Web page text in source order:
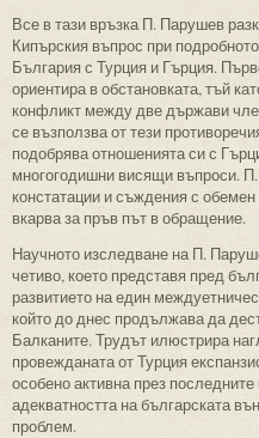
Все в тази връзка П. Парушев
Кипърския въпрос при
България с Турция и Гърция.
ориентира в обстановката, тъй
конфликт между две държави
се възползва от тези
подобрява отношенията си с
многогодишни висящи въпроси.
констатации и съждения с
вкарва за пръв път в обращение.
Научното изследване на П.
четиво, което представя пред
развитието на един
който до днес продължава да
Балканите. Трудът илюстрира
провежданата от Турция
особено активна през
адекватността на българската
проблем.